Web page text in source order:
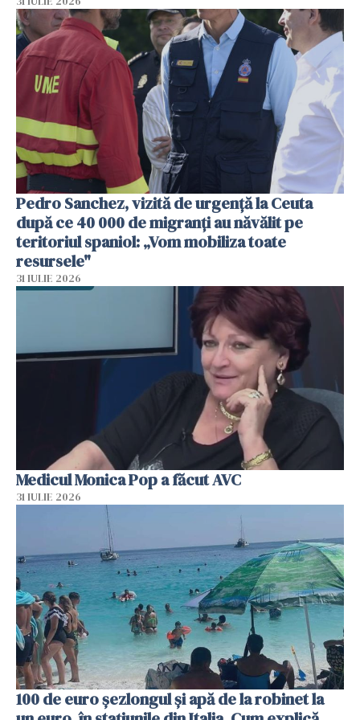
Pedro Sanchez, vizită de urgență la Ceuta
după ce 40 000 de migranți au năvălit pe
teritoriul spaniol: „Vom mobiliza toate
resursele"
31 IULIE 2026
Medicul Monica Pop a făcut AVC
31 IULIE 2026
100 de euro șezlongul și apă de la robinet la